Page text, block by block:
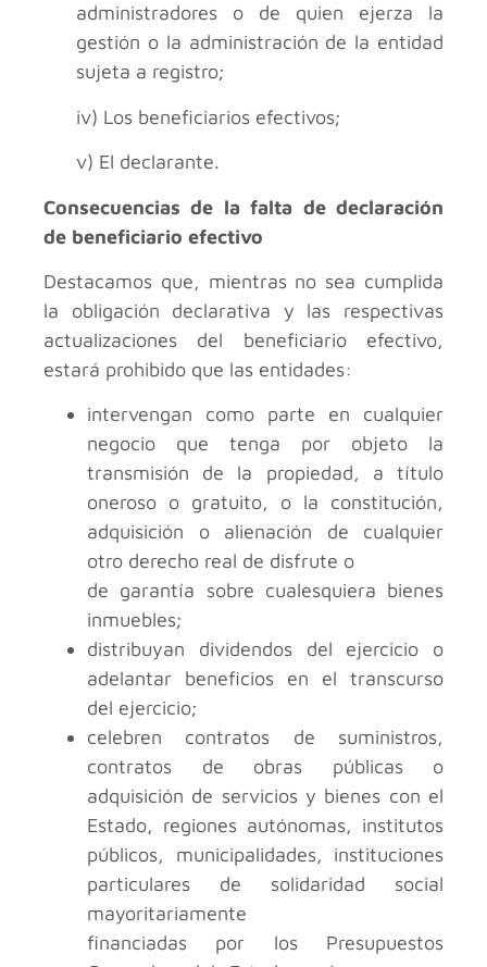
administradores o de quien ejerza la
gestión o la administración de la entidad
sujeta a registro;
iv) Los beneficiarios efectivos;
v) El declarante.
Consecuencias de la falta de declaración
de beneficiario efectivo
Destacamos que, mientras no sea cumplida
la obligación declarativa y las respectivas
actualizaciones del beneficiario efectivo,
estará prohibido que las entidades:
intervengan como parte en cualquier
negocio que tenga por objeto la
transmisión de la propiedad, a título
oneroso o gratuito, o la constitución,
adquisición o alienación de cualquier
otro derecho real de disfrute o
de garantía sobre cualesquiera bienes
inmuebles;
distribuyan dividendos del ejercicio o
adelantar beneficios en el transcurso
del ejercicio;
celebren contratos de suministros,
contratos de obras públicas o
adquisición de servicios y bienes con el
Estado, regiones autónomas, institutos
públicos, municipalidades, instituciones
particulares de solidaridad social
mayoritariamente
financiadas por los Presupuestos